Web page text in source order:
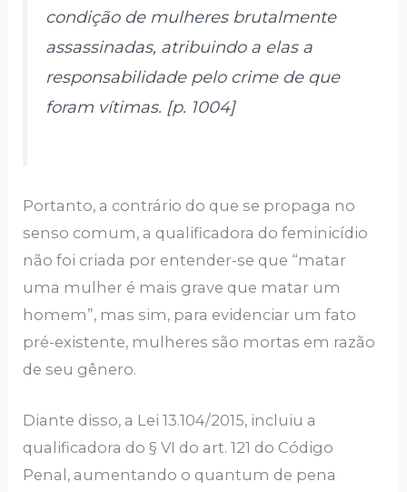
condição de mulheres brutalmente
assassinadas, atribuindo a elas a
responsabilidade pelo crime de que
foram vítimas. [p. 1004]
Portanto, a contrário do que se propaga no
senso comum, a qualificadora do feminicídio
não foi criada por entender-se que “matar
uma mulher é mais grave que matar um
homem”, mas sim, para evidenciar um fato
pré-existente, mulheres são mortas em razão
de seu gênero.
Diante disso, a Lei 13.104/2015, incluiu a
qualificadora do § VI do art. 121 do Código
Penal, aumentando o quantum de pena